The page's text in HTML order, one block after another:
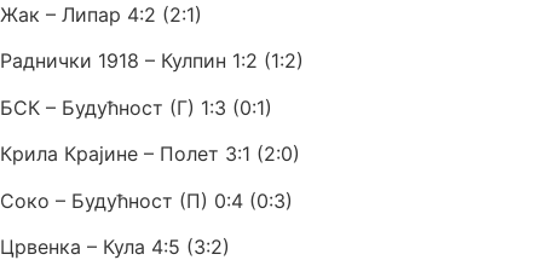
Жак – Липар 4:2 (2:1)
Раднички 1918 – Кулпин 1:2 (1:2)
БСК – Будућност (Г) 1:3 (0:1)
Крила Крајине – Полет 3:1 (2:0)
Соко – Будућност (П) 0:4 (0:3)
Црвенка – Кула 4:5 (3:2)